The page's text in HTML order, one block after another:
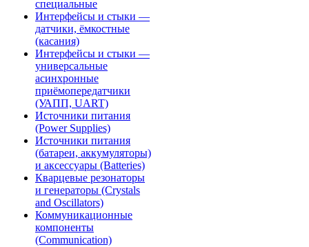
специальные
Интерфейсы и стыки —
датчики, ёмкостные
(касания)
Интерфейсы и стыки —
универсальные
асинхронные
приёмопередатчики
(УАПП, UART)
Источники питания
(Power Supplies)
Источники питания
(батареи, аккумуляторы)
и аксессуары (Batteries)
Кварцевые резонаторы
и генераторы (Crystals
and Oscillators)
Коммуникационные
компоненты
(Communication)